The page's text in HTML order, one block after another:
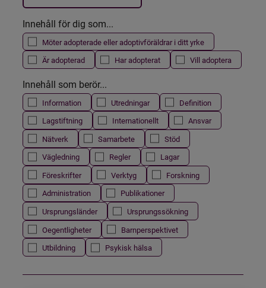
Innehåll för dig som...
Möter adopterade eller adoptivföräldrar i ditt yrke
Är adopterad
Har adopterat Vill adoptera
Innehåll som berör...
Information Utredningar
Definition
Lagstiftning
Internationellt
Ansvar
Nätverk
Samarbete
Stöd
Vägledning
Regler
Lagar
Föreskrifter
Verktyg
Forskning
Administration
Publikationer
Ursprungsländer
Ursprungssökning
Oegentligheter
Barnperspektivet
Utbildning
Psykisk hälsa